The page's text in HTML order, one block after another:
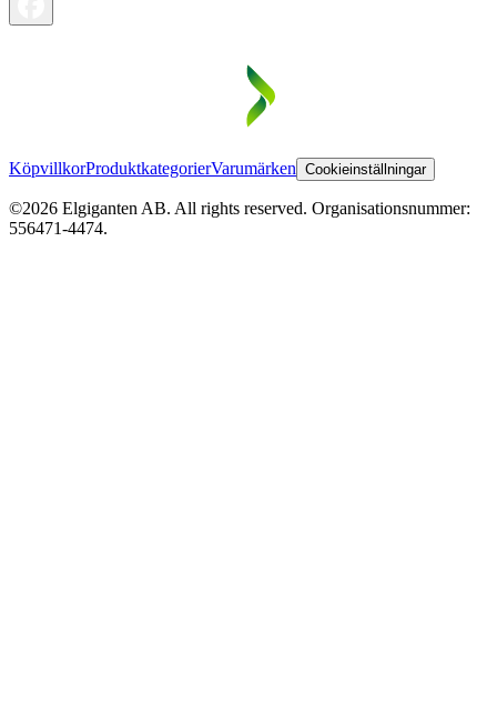
KöpvillkorProduktkategorierVarumärken Cookieinställningar
©2026 Elgiganten AB. All rights reserved. Organisationsnummer:
556471-4474.